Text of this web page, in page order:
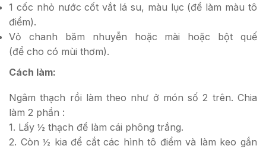
1 cốc nhỏ nước cốt vắt lá su, màu lục (để làm màu tô
điểm).
Vỏ chanh băm nhuyễn hoặc mài hoặc bột quế
(để cho có mùi thơm).
Cách làm:
Ngâm thạch rồi làm theo như ở món số 2 trên. Chia
làm 2 phần :
1. Lấy ½ thạch để làm cái phông trắng.
2. Còn ½ kia để cắt các hình tô điểm và làm keo gắn